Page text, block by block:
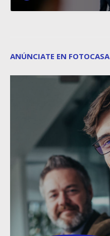
ANÚNCIATE EN FOTOCASA